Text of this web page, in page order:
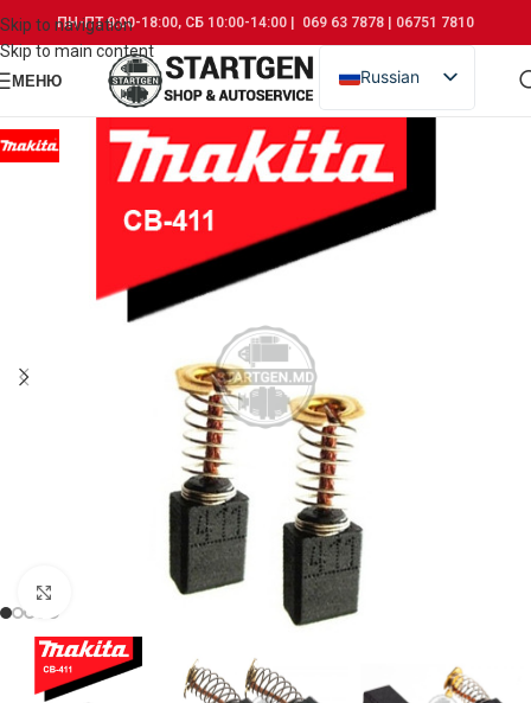
Skip to navigation
Skip to main content
ПН-ПТ 9:00-18:00, СБ 10:00-14:00 | 069 63 7878 | 06751 7810
МЕНЮ
Russian
Romanian
Click to enlarge